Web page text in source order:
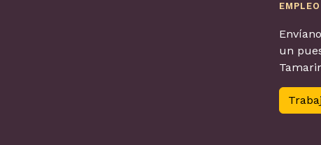
EMPLEO
un